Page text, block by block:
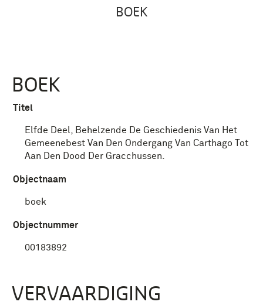
BOEK
BOEK
Titel
Elfde Deel, Behelzende De Geschiedenis Van Het
Gemeenebest Van Den Ondergang Van Carthago Tot
Aan Den Dood Der Gracchussen.
Objectnaam
boek
Objectnummer
00183892
VERVAARDIGING